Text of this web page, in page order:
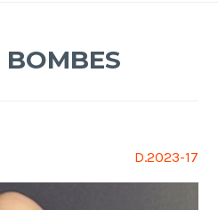
BOMBES
D.2023-17